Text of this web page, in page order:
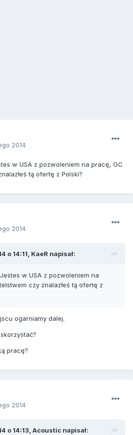
2014
w USA z pozwoleniem na pracę, GC
tą ofertę z Polski?
2014
o 14:11, KaeR napisał:
w USA z pozwoleniem na
czy znalazłeś tą ofertę z
ogarniamy dalej.
pracę?
2014
o 14:13, Acoustic napisał: